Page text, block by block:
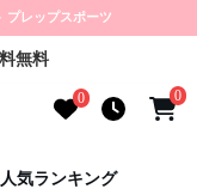
プレップスポーツ
無料
0 0
人気ランキング